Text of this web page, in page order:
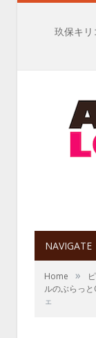
玖保キリ
NAVIGATE
Home »
ルのぶらっ
ェ